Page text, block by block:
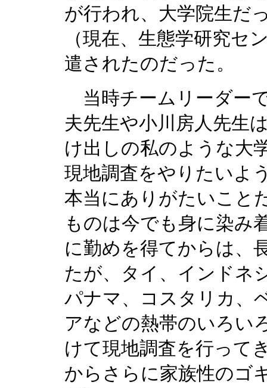
が行われ、大学院生だ
（現在、生態学研究セ
遣されたのだった。
当時チームリーダー
夫先生や小川房人先生
け出しの私のような大
現地調査をやりたいよ
本当にありがたいこと
ものは今でも身に染み
に勤めを得てからは、
たが、タイ、インドネ
パナマ、コスタリカ、
アなどの熱帯のいろい
けて現地調査を行って
からさらに家族性のゴ